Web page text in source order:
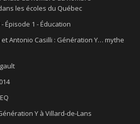
les écoles du Québec
Épisode 1 - Éducation
Antonio Casilli : Génération Y… mythe
Y à Villard-de-Lans